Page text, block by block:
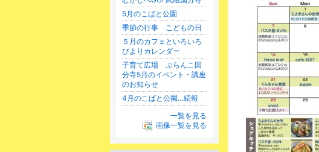
5月のこばと公園
季節の行事 こどもの日
５月のカフェといろいろ
びよりカレンダー
子育て広場 ぶらんこ国
分寺5月のイベント・講座
のお知らせ
4月のこばと公園…続報
一覧を見る
画像一覧を見る